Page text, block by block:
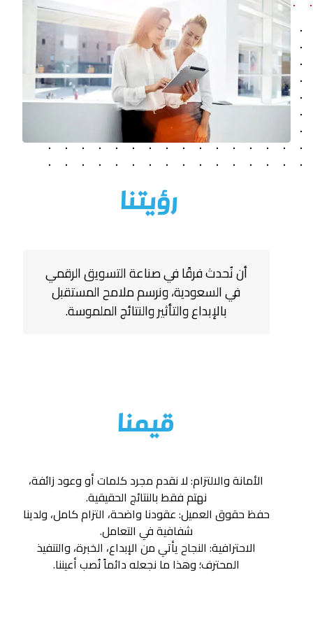
رؤيتنا
أن نُحدث فرقًا في صناعة التسويق الرقمي
في السعودية، ونرسم ملامح المستقبل
بالإبداع والتأثير والنتائج الملموسة.
قيمنا
الأمانة والالتزام: لا نقدم مجرد كلمات أو وعود زائفة،
نهتم فقط بالنتائج الحقيقية.
حفظ حقوق العميل: عقودنا واضحة، التزام كامل، ولدينا
شفافية في التعامل.
الاحترافية: النجاح يأتي من الإبداع، الخبرة، والتنفيذ
المحترف؛ وهذا ما نجعله دائماً نُصب أعيننا.